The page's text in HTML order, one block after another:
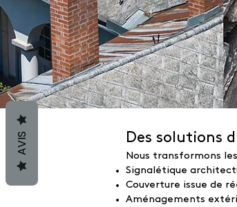
Des solutions
Nous transformons
Signalétique
Couverture issue de
Aménagements
AVIS